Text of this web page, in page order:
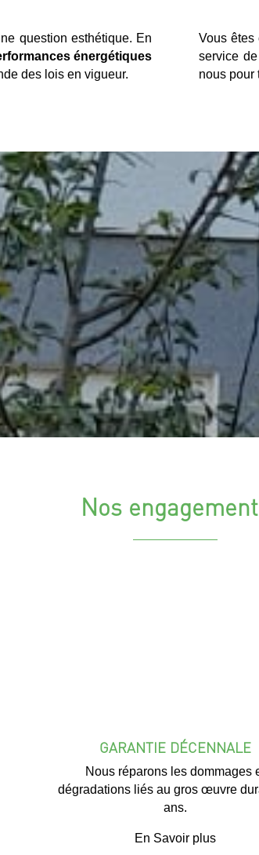
question esthétique. En
énergétiques
des lois en vigueur.
Vous
service
nous pour
Nos
GARANTIE DÉCENNALE
Nous réparons les dommages
dégradations liés au gros œuvre
ans.
En Savoir plus